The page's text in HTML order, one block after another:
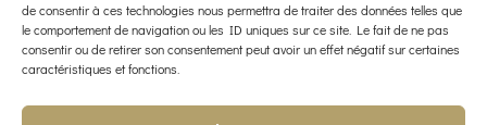
de consentir à ces technologies nous permettra de traiter des données telles que
le comportement de navigation ou les ID uniques sur ce site. Le fait de ne pas
consentir ou de retirer son consentement peut avoir un effet négatif sur certaines
caractéristiques et fonctions.